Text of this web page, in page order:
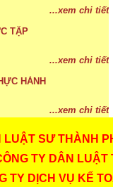
...xem chi tiết
TẬP
HÀNH
(thường xuyên)
...xem chi tiết
SƯ THÀNH
TY DÂN LUẬT
TY DỊCH VỤ KẾ